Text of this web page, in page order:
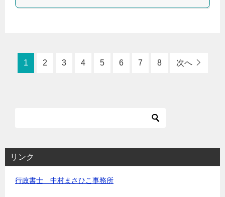
1 2 3 4 5 6 7 8 次へ
リンク
行政書士 中村まさひこ事務所